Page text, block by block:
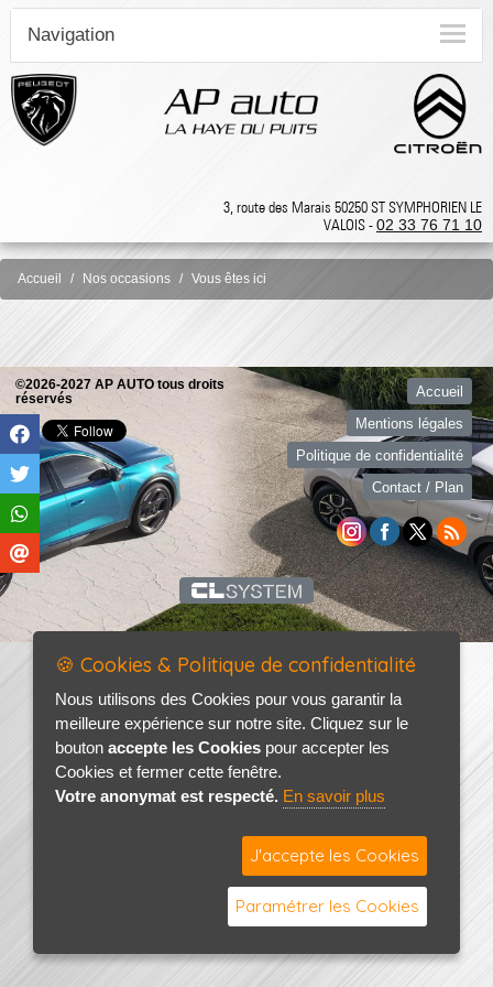
Navigation
3, route des Marais 50250 ST SYMPHORIEN LE
VALOIS -02 33 76 71 10
Accueil Nos occasions Vous êtes ici
©2026-2027 AP AUTO tous droits
réservés
Accueil
Mentions légales
Politique de confidentialité
Contact / Plan
🍪 Cookies & Politique de confidentialité
Nous utilisons des Cookies pour vous garantir la
meilleure expérience sur notre site. Cliquez sur le
bouton accepte les Cookies pour accepter les
Cookies et fermer cette fenêtre.
Votre anonymat est respecté. En savoir plus
J'accepte les Cookies
Paramétrer les Cookies